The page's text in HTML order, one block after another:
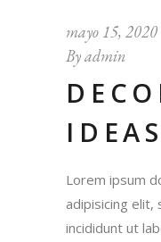
mayo 15, 2020
Byadmin
IDEAS
Lorem ipsum
adipisicing
incididunt ut